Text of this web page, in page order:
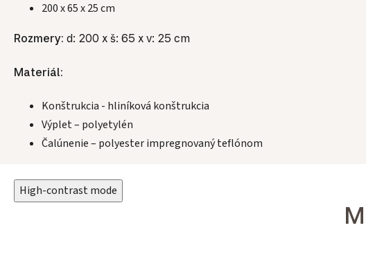
200 x 65 x 25 cm
Rozmery: d: 200 x š: 65 x v: 25 cm
Materiál:
Konštrukcia - hliníková konštrukcia
Výplet – polyetylén
Čalúnenie – polyester impregnovaný teflónom
High-contrast mode